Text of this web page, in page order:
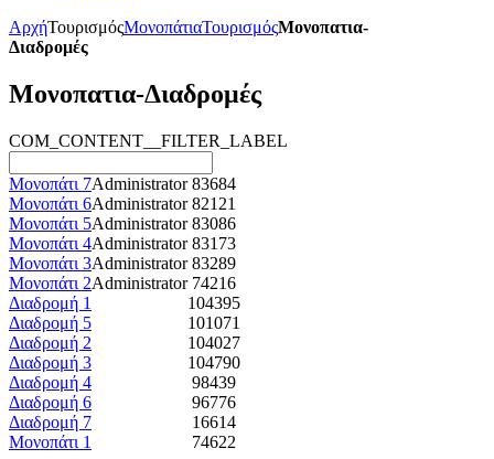
ΑρχήΤουρισμόςΜονοπάτιαΤουρισμόςΜονοπατια-
Διαδρομές
Μονοπατια-Διαδρομές
COM_CONTENT__FILTER_LABEL
Μονοπάτι 7Administrator 83684
Μονοπάτι 6Administrator 82121
Μονοπάτι 5Administrator 83086
Μονοπάτι 4Administrator 83173
Μονοπάτι 3Administrator 83289
Μονοπάτι 2Administrator 74216
Διαδρομή 1
104395
Διαδρομή 5
101071
Διαδρομή 2
104027
Διαδρομή 3
104790
Διαδρομή 4
98439
Διαδρομή 6
96776
Διαδρομή 7
16614
Μονοπάτι 1
74622